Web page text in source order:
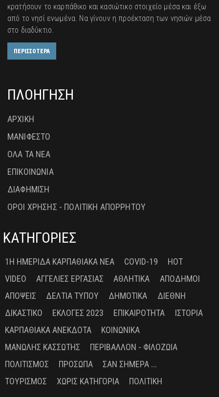
κρατήσουν το καρπάθικο και κασιώτικο στοιχείο μέσα και έξω
από το νησί ενωμένα. Να γίνουν η προέκταση των νησιών μέσα
στο διαδύκτιο.
ΠΕΡΙΣΣΟΤΕΡΑ
ΠΛΟΗΓΗΣΗ
ΑΡΧΙΚΗ
ΜΑΝΙΦΕΣΤΟ
ΟΛΑ ΤΑ ΝΕΑ
ΕΠΙΚΟΙΝΩΝΙΑ
ΔΙΑΦΗΜΙΣΗ
ΟΡΟΙ ΧΡΗΣΗΣ - ΠΟΛΙΤΙΚΗ ΑΠΟΡΡΗΤΟΥ
ΚΑΤΗΓΟΡΙΕΣ
1Η ΗΜΕΡΊΔΑ ΚΑΡΠΑΘΙΑΚΆ ΝΈΑ COVID-19
HOT
VIDEO
ΑΓΓΕΛΊΕΣ ΕΡΓΑΣΊΑΣ ΑΘΛΗΤΙΚΆ
ΑΠΌΔΗΜΟΙ
ΑΠΌΨΕΙΣ
ΔΕΛΤΊΑ ΤΎΠΟΥ ΔΗΜΟΤΙΚΆ
ΔΙΕΘΝΉ
ΔΙΚΑΣΤΙΚΌ
ΕΚΛΟΓΈΣ 2023 ΕΠΙΚΑΙΡΌΤΗΤΑ
ΙΣΤΟΡΊΑ
ΚΑΡΠΑΘΙΑΚΆ ΑΝΈΚΔΟΤΑ
ΚΟΙΝΩΝΙΚΆ
ΜΑΝΏΛΗΣ ΚΑΣΣΏΤΗΣ
ΠΕΡΙΒΆΛΛΟΝ - ΦΙΛΟΖΩΊΑ
ΠΟΛΙΤΙΣΜΌΣ
ΠΡΌΣΩΠΑ
ΣΑΝ ΣΉΜΕΡΑ ...
ΤΟΥΡΙΣΜΌΣ
ΧΩΡΊΣ ΚΑΤΗΓΟΡΊΑ ΠΟΛΙΤΙΚΉ